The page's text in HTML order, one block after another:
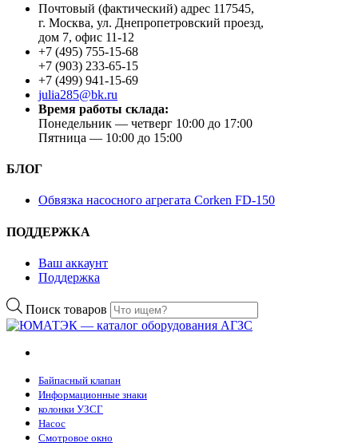
Почтовый (фактический) адрес 117545,
г. Москва, ул. Днепропетровский проезд,
дом 7, офис 11-12
+7 (495) 755-15-68
+7 (903) 233-65-15
+7 (499) 941-15-69
julia285@bk.ru
Время работы склада:
Понедельник — четверг 10:00 до 17:00
Пятница — 10:00 до 15:00
БЛОГ
Обвязка насосного агрегата Corken FD-150
ПОДДЕРЖКА
Ваш аккаунт
Поддержка
Поиск товаров
Байпасный клапан
Информационные знаки
колонки УЗСГ
Насос
Смотровое окно